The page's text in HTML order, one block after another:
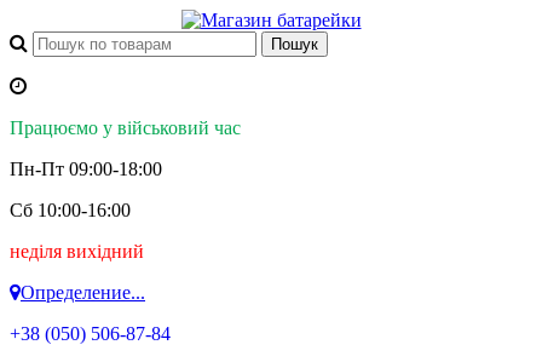
Працюємо у військовий час
Пн-Пт 09:00-18:00
Сб 10:00-16:00
неділя вихідний
Определение...
+38 (050) 506-87-84